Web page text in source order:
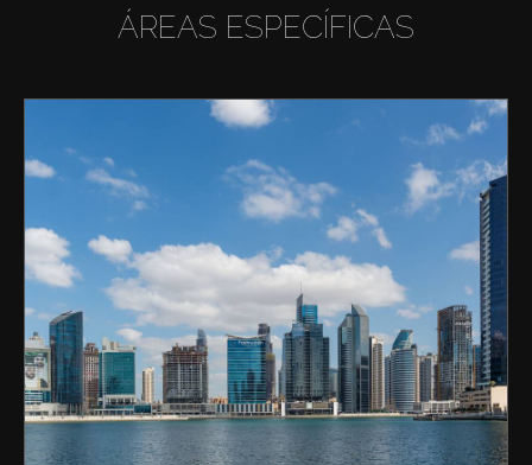
ÁREAS ESPECÍFICAS